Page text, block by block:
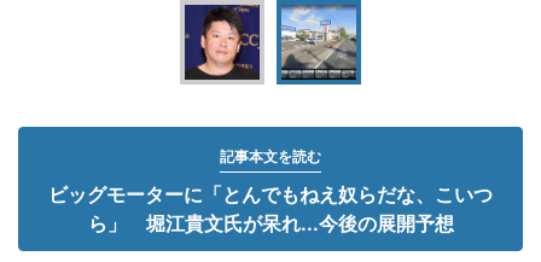
記事本文を読む
ビッグモーターに「とんでもねえ奴らだな、こいつ
ら」 堀江貴文氏が呆れ...今後の展開予想